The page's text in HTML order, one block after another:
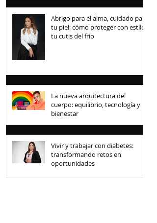
Abrigo para el alma, cuidado para
tu piel: cómo proteger con estilo
tu cutis del frío
La nueva arquitectura del
cuerpo: equilibrio, tecnología y
bienestar
Vivir y trabajar con diabetes:
transformando retos en
oportunidades